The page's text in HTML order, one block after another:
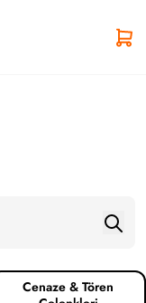
Cenaze & Tören